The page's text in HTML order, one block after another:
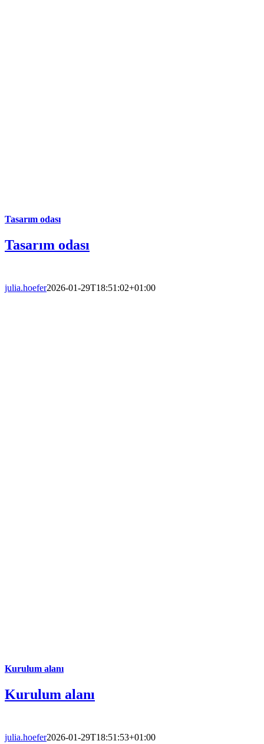
Tasarım odası
Tasarım odası
julia.hoefer2026-01-29T18:51:02+01:00
Kurulum alanı
Kurulum alanı
julia.hoefer2026-01-29T18:51:53+01:00